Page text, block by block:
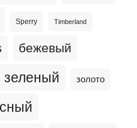
Sperry Timberland
бежевый
зеленый золото